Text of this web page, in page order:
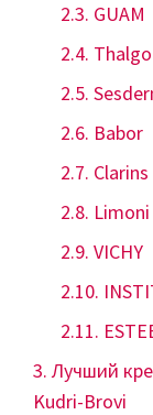
GUAM
Thalgo
Babor
Clarins
Limoni
VICHY
Лучший
Kudri-Brovi